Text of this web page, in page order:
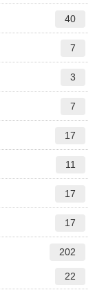
40
7
3
7
17
11
17
17
202
22